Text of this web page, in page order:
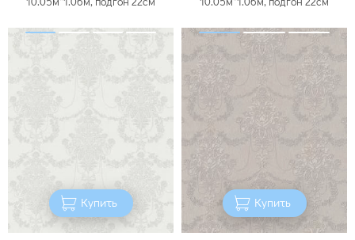
Купить Купить